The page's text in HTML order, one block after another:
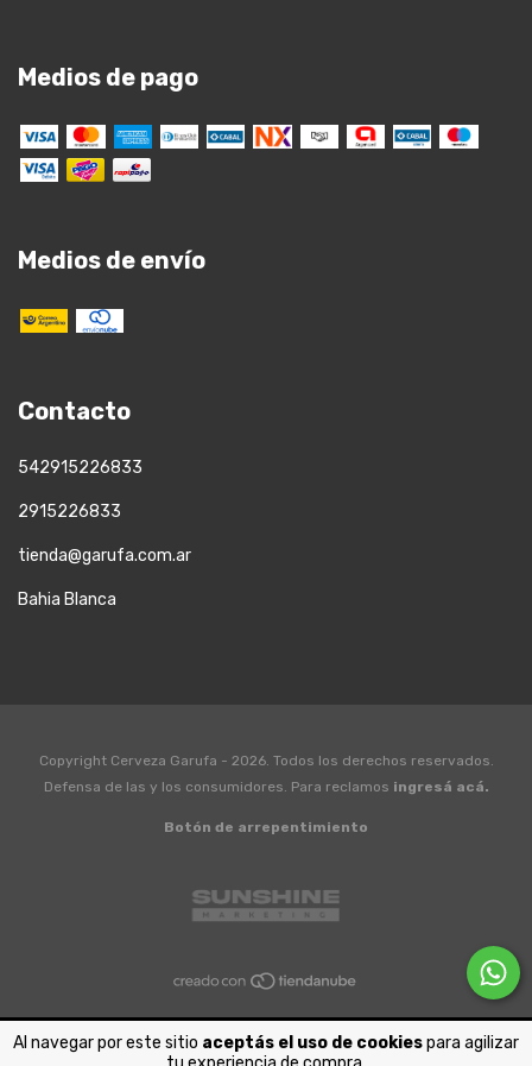
Al navegar por este sitio aceptás el uso de cookiespara agilizar
Medios de pago
Medios de envío
Contacto
542915226833
2915226833
tienda@garufa.com.ar
Bahia Blanca
Copyright Cerveza Garufa - 2026. Todos los derechos reservados.
Defensa de las y los consumidores. Para reclamos ingresá acá.
Botón de arrepentimiento